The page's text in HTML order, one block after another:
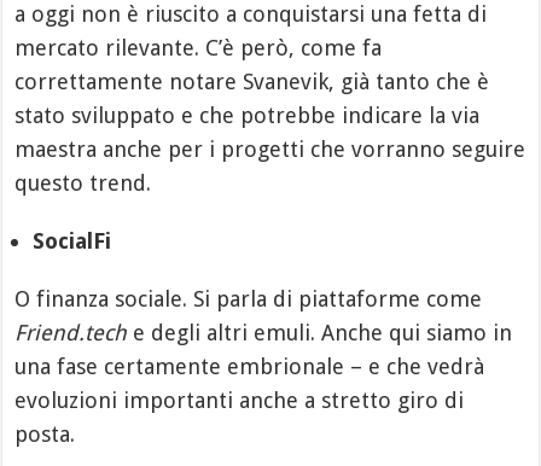
a oggi non è riuscito a conquistarsi una fetta di
mercato rilevante. C’è però, come fa
correttamente notare Svanevik, già tanto che è
stato sviluppato e che potrebbe indicare la via
maestra anche per i progetti che vorranno seguire
questo trend.
SocialFi
O finanza sociale. Si parla di piattaforme come
Friend.tech e degli altri emuli. Anche qui siamo in
una fase certamente embrionale – e che vedrà
evoluzioni importanti anche a stretto giro di
posta.